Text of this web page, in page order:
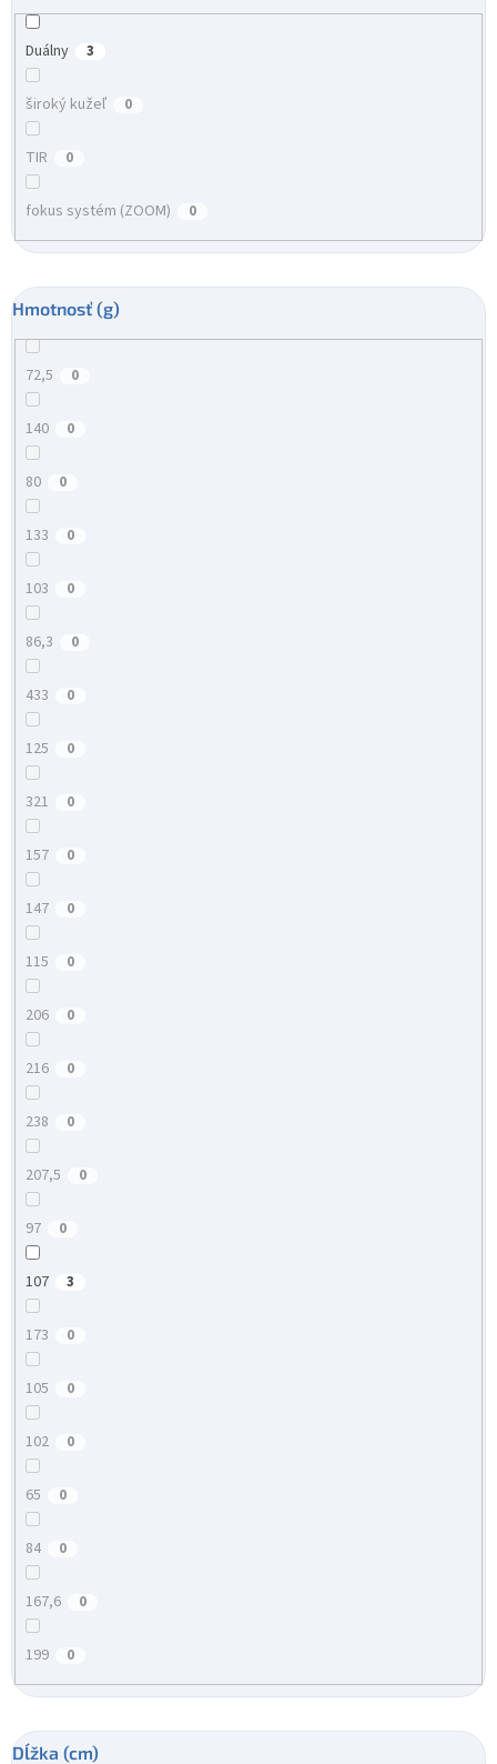
Duálny 3
široký kužeľ 0
TIR 0
fokus systém (ZOOM) 0
Hmotnosť (g)
72,5 0
140 0
80 0
133 0
103 0
86,3 0
433 0
125 0
321 0
157 0
147 0
115 0
206 0
216 0
238 0
207,5 0
97 0
107 3
173 0
105 0
102 0
65 0
84 0
167,6 0
199 0
Dĺžka (cm)